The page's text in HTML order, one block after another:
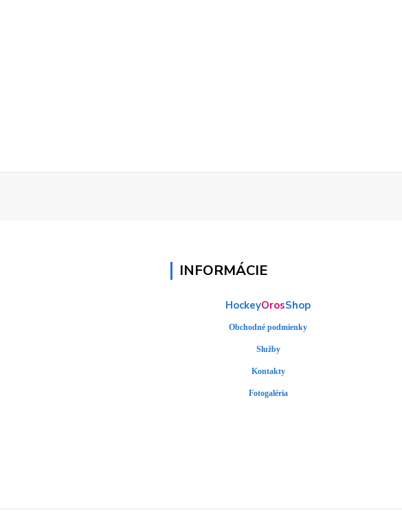
INFORMÁCIE
HockeyOrosShop
Obchodné podmienky
Služby
Kontakty
Fotogaléria